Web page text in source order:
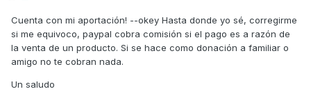
Cuenta con mi aportación! --okey Hasta donde yo sé, corregirme
si me equivoco, paypal cobra comisión si el pago es a razón de
la venta de un producto. Si se hace como donación a familiar o
amigo no te cobran nada.
Un saludo